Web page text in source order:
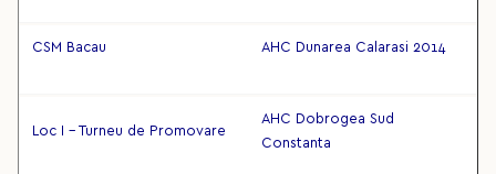
CSM Bacau AHC Dunarea Calarasi 2014
Loc I - Turneu de Promovare
AHC Dobrogea Sud
Constanta